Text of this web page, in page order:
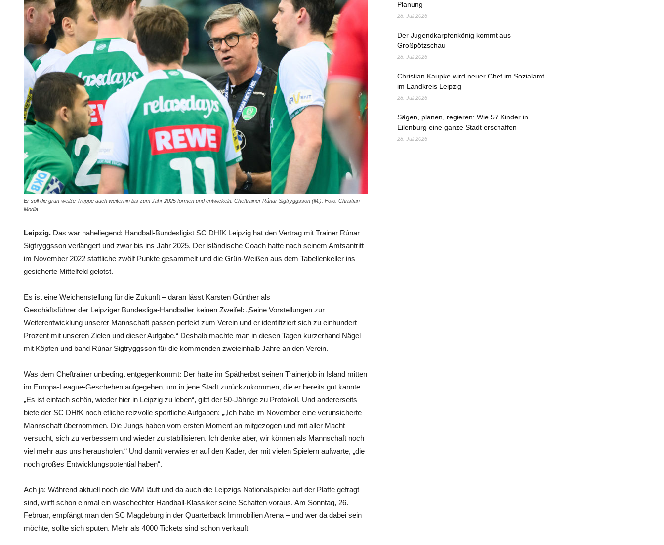
Er soll die grün-weiße Truppe auch weiterhin bis zum Jahr 2025 formen und entwickeln: Cheftrainer Rúnar Sigtryggsson (M.). Foto: Christian
Modla
Leipzig. Das war naheliegend: Handball-Bundesligist SC DHfK Leipzig hat den Vertrag mit Trainer Rúnar
Sigtryggsson verlängert und zwar bis ins Jahr 2025. Der isländische Coach hatte nach seinem Amtsantritt
im November 2022 stattliche zwölf Punkte gesammelt und die Grün-Weißen aus dem Tabellenkeller ins
gesicherte Mittelfeld gelotst.
Es ist eine Weichenstellung für die Zukunft – daran lässt Karsten Günther als
Geschäftsführer der Leipziger Bundesliga-Handballer keinen Zweifel: „Seine Vorstellungen zur
Weiterentwicklung unserer Mannschaft passen perfekt zum Verein und er identifiziert sich zu einhundert
Prozent mit unseren Zielen und dieser Aufgabe.“ Deshalb machte man in diesen Tagen kurzerhand Nägel
mit Köpfen und band Rúnar Sigtryggsson für die kommenden zweieinhalb Jahre an den Verein.
Was dem Cheftrainer unbedingt entgegenkommt: Der hatte im Spätherbst seinen Trainerjob in Island mitten
im Europa-League-Geschehen aufgegeben, um in jene Stadt zurückzukommen, die er bereits gut kannte.
„Es ist einfach schön, wieder hier in Leipzig zu leben“, gibt der 50-Jährige zu Protokoll. Und andererseits
biete der SC DHfK noch etliche reizvolle sportliche Aufgaben: „„Ich habe im November eine verunsicherte
Mannschaft übernommen. Die Jungs haben vom ersten Moment an mitgezogen und mit aller Macht
versucht, sich zu verbessern und wieder zu stabilisieren. Ich denke aber, wir können als Mannschaft noch
viel mehr aus uns herausholen.“ Und damit verwies er auf den Kader, der mit vielen Spielern aufwarte, „die
noch großes Entwicklungspotential haben“.
Ach ja: Während aktuell noch die WM läuft und da auch die Leipzigs Nationalspieler auf der Platte gefragt
sind, wirft schon einmal ein waschechter Handball-Klassiker seine Schatten voraus. Am Sonntag, 26.
Februar, empfängt man den SC Magdeburg in der Quarterback Immobilien Arena – und wer da dabei sein
möchte, sollte sich sputen. Mehr als 4000 Tickets sind schon verkauft.
Planung
28. Juli 2026
Der Jugendkarpfenkönig kommt aus
Großpötzschau
28. Juli 2026
Christian Kaupke wird neuer Chef im Sozialamt
im Landkreis Leipzig
28. Juli 2026
Sägen, planen, regieren: Wie 57 Kinder in
Eilenburg eine ganze Stadt erschaffen
28. Juli 2026